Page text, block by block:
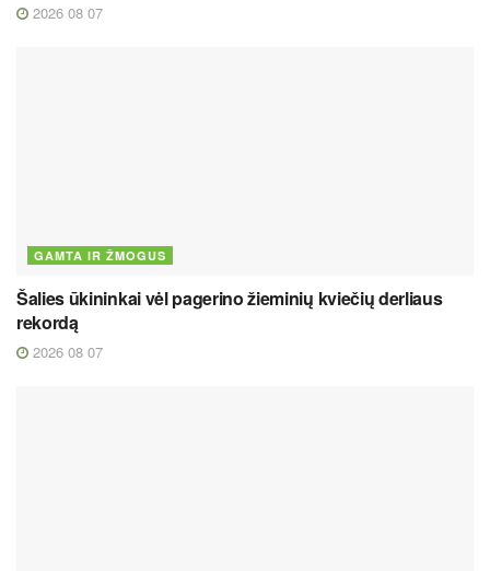
2026 08 07
GAMTA IR ŽMOGUS
Šalies ūkininkai vėl pagerino žieminių kviečių derliaus
rekordą
2026 08 07